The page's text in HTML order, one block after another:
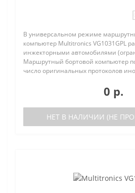
В универсальном режиме
компьютер Multitronics VG1031GPL
инжекторными автомобилями
Маршрутный бортовой компьютер
число оригинальных протоколов
0 р.
НЕТ В НАЛИЧИИ (НЕ